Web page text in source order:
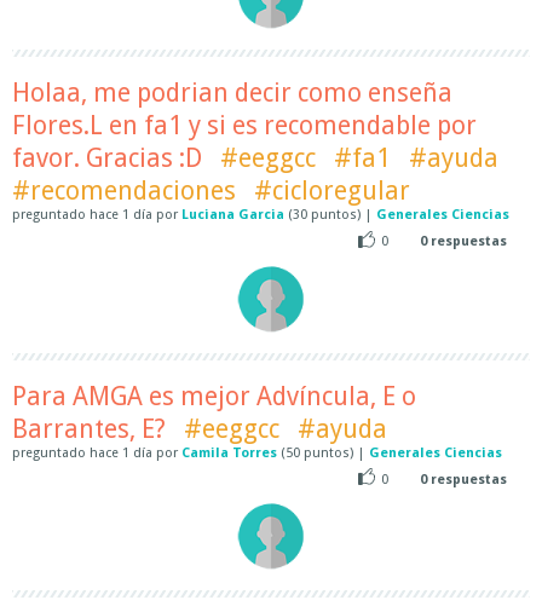
Holaa, me podrian decir como enseña
Flores.L en fa1 y si es recomendable por
favor. Gracias :D
#eeggcc #fa1
#ayuda
#recomendaciones
#cicloregular
preguntado hace 1 día por Luciana Garcia (30 puntos) | Generales Ciencias
0
0respuestas
Para AMGA es mejor Advíncula, E o
Barrantes, E?
#eeggcc #ayuda
preguntado hace 1 día por Camila Torres (50 puntos) | Generales Ciencias
0
0respuestas